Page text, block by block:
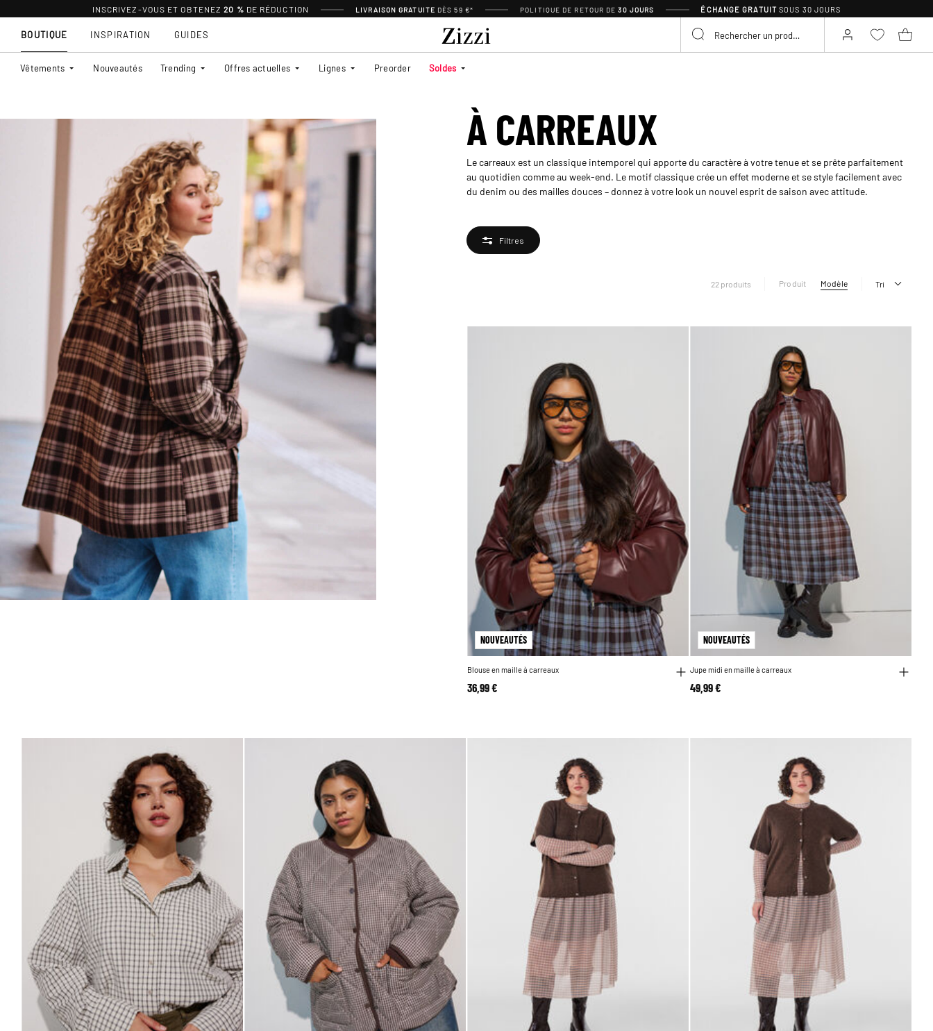
INSCRIVEZ-VOUS ET OBTENEZ 20 % DE RÉDUCTION LIVRAISON GRATUITE DÈS 59 €* POLITIQUE DE RETOUR DE30 JOURS ÉCHANGE GRATUITSOUS 30 JOURS
BOUTIQUE
Vêtements Nouveautés Trending Offres actuelles Lignes Preorder Soldes
INSPIRATION GUIDES
À CARREAUX
Le carreaux est un classique intemporel qui apporte du caractère à votre tenue et se prête parfaitement
au quotidien comme au week-end. Le motif classique crée un effet moderne et se style facilement avec
du denim ou des mailles douces – donnez à votre look un nouvel esprit de saison avec attitude.
Filtres
22 produits Produit Modèle Tri
NOUVEAUTÉS
Blouse en maille à carreaux
36,99 €
NOUVEAUTÉS
Jupe midi en maille à carreaux
49,99 €